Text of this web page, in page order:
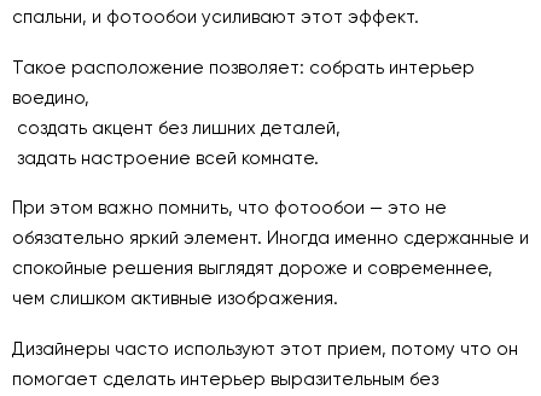
спальни, и фотообои усиливают этот эффект.
Такое расположение позволяет: собрать интерьер
воедино,
создать акцент без лишних деталей,
задать настроение всей комнате.
При этом важно помнить, что фотообои — это не
обязательно яркий элемент. Иногда именно сдержанные и
спокойные решения выглядят дороже и современнее,
чем слишком активные изображения.
Дизайнеры часто используют этот прием, потому что он
помогает сделать интерьер выразительным без